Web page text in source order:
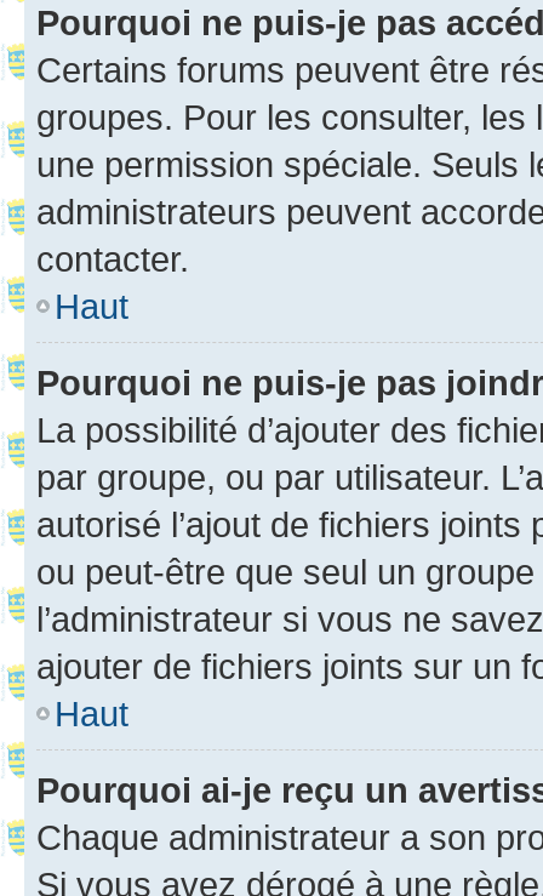
Pourquoi ne puis-je pas
Certains forums peuvent être
groupes. Pour les consulter,
une permission spéciale. Seuls
administrateurs peuvent
contacter.
Haut
Pourquoi ne puis-je pas
La possibilité d’ajouter des
par groupe, ou par utilisateur.
autorisé l’ajout de fichiers
ou peut-être que seul un
l’administrateur si vous ne
ajouter de fichiers joints sur un
Haut
Pourquoi ai-je reçu un
Chaque administrateur a son
Si vous avez dérogé à une